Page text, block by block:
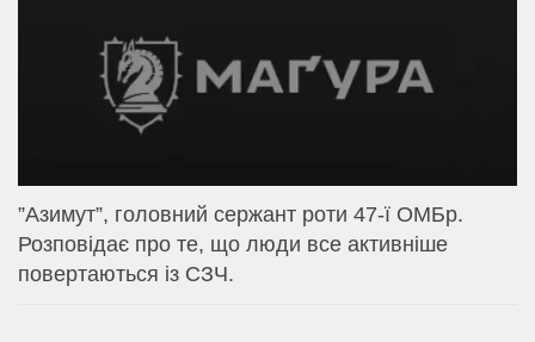
⁨”Азимут”, головний сержант роти 47-ї ОМБр.
Розповідає про те, що люди все активніше
повертаються із СЗЧ.